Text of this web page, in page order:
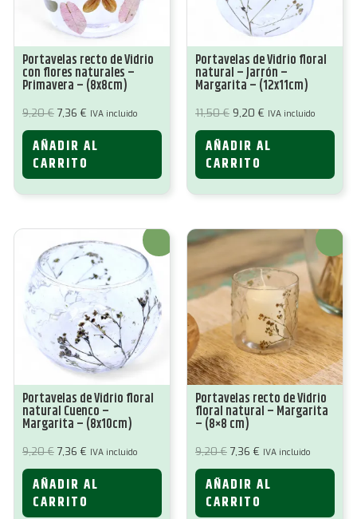
Portavelas recto de Vidrio
con flores naturales –
Primavera – (8x8cm)
9,20€ El
original
era:
9,20 €.
7,36 € El
actual
es:
7,36 €.
IVA incluido
AÑADIR AL
CARRITO
Portavelas de Vidrio floral
natural – Jarrón –
Margarita – (12x11cm)
11,50€ El
original
era:
11,50 €.
9,20 € El
actual
es:
9,20 €.
IVA incluido
AÑADIR AL
CARRITO
¡Oferta!
Portavelas de Vidrio floral
natural Cuenco –
Margarita – (8x10cm)
9,20€ El
original
era:
9,20 €.
7,36 € El
actual
es:
7,36 €.
IVA incluido
AÑADIR AL
CARRITO
¡Oferta!
Portavelas recto de Vidrio
floral natural – Margarita
– (8×8 cm)
9,20€ El
original
era:
9,20 €.
7,36 € El
actual
es:
7,36 €.
IVA incluido
AÑADIR AL
CARRITO